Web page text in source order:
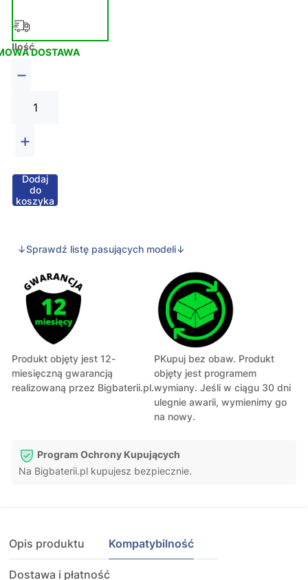
DOSTAWA
Ilość
−
+
Dodaj
do
koszyka
↓Sprawdź listę pasujących modeli↓
Produkt objęty jest 12-
miesięczną gwarancją
realizowaną przez Bigbaterii.pl.
PKupuj bez obaw. Produkt
objęty jest programem
wymiany. Jeśli w ciągu 30 dni
ulegnie awarii, wymienimy go
na nowy.
Program Ochrony Kupujących
Na Bigbaterii.pl kupujesz bezpiecznie.
Opis produktu Kompatybilność
Dostawa i płatność